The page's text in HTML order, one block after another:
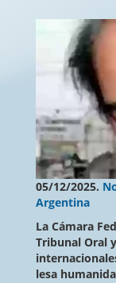
05/12/2025.
Argentina
La Cámara
Tribunal Oral
lesa